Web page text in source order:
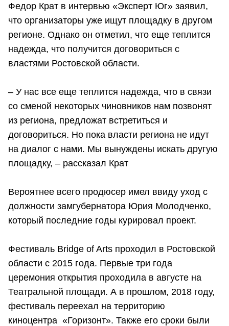
Федор Крат в интервью «Эксперт Юг» заявил,
что организаторы уже ищут площадку в другом
регионе. Однако он отметил, что еще теплится
надежда, что получится договориться с
властями Ростовской области.
– У нас все еще теплится надежда, что в связи
со сменой некоторых чиновников нам позвонят
из региона, предложат встретиться и
договориться. Но пока власти региона не идут
на диалог с нами. Мы вынуждены искать другую
площадку, – рассказал Крат
Вероятнее всего продюсер имел ввиду уход с
должности замгубернатора Юрия Молодченко,
который последние годы курировал проект.
Фестиваль Bridge of Arts проходил в Ростовской
области с 2015 года. Первые три года
церемония открытия проходила в августе на
Театральной площади. А в прошлом, 2018 году,
фестиваль переехал на территорию
киноцентра «Горизонт». Также его сроки были